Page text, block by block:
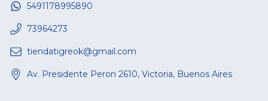
5491178995890
73964273
tiendatigreok@gmail.com
Av. Presidente Peron 2610, Victoria, Buenos Aires